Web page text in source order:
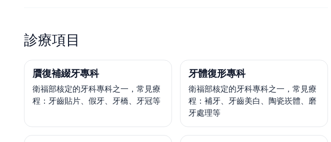
診療項目
贋復補綴牙專科
衛福部核定的牙科專科之一，常見療
程：牙齒貼片、假牙、牙橋、牙冠等
牙體復形專科
衛福部核定的牙科專科之一，常見療
程：補牙、牙齒美白、陶瓷崁體、磨
牙處理等